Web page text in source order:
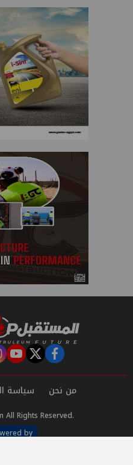
facebook
twitter
من نحن سياسة
Rights Reserved.
by